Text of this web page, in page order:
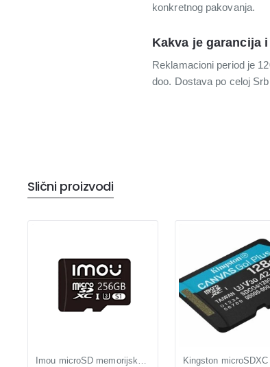
konkretnog pakovanja.
Kakva je garancija
Reklamacioni period je
doo. Dostava po celoj
Slični proizvodi
Imou microSD memorijska kartica 256GB za kamere video nadzora